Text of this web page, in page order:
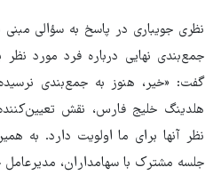
نظری جویباری در پاسخ به سؤالی مبنی
جمع‌بندی نهایی درباره فرد مورد نظر
گفت: «خیر، هنوز به جمع‌بندی
هلدینگ خلیج فارس، نقش
نظر آنها برای ما اولویت دارد. به
جلسه مشترک با سهامداران،